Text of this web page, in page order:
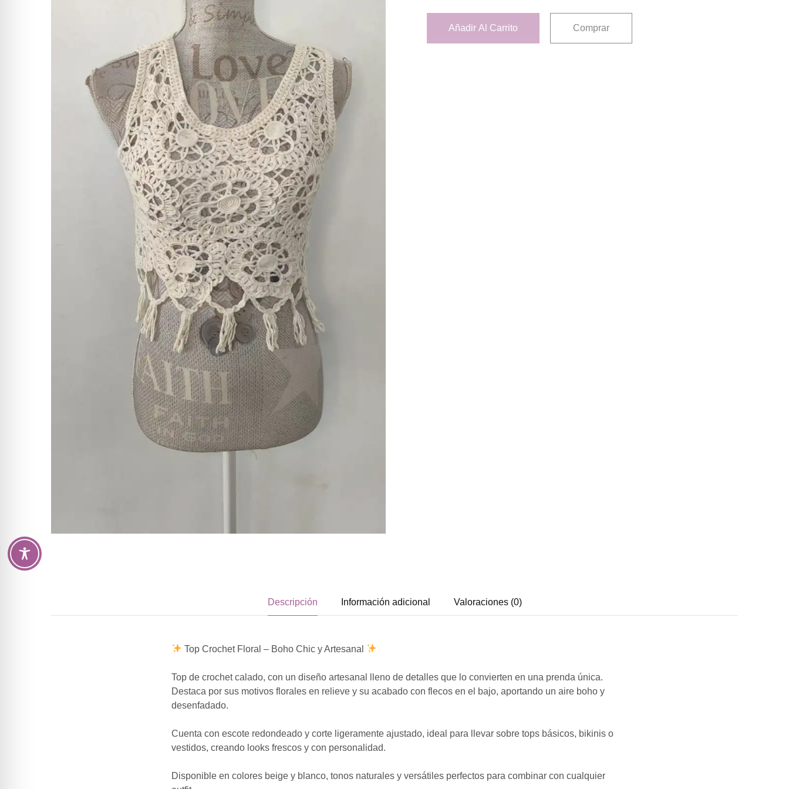
Añadir Al Carrito Comprar
Descripción Información adicional Valoraciones (0)
Top Crochet Floral – Boho Chic y Artesanal
Top de crochet calado, con un diseño artesanal
lleno de detalles que lo convierten en una prenda única.
Destaca por sus motivos florales en relieve y su acabado con flecos en el bajo, aportando un aire boho y
desenfadado.
Cuenta con escote redondeado y corte ligeramente ajustado, ideal para llevar sobre tops básicos, bikinis o
vestidos, creando looks frescos y con personalidad.
Disponible en colores beige y blanco, tonos naturales y versátiles perfectos para combinar con cualquier